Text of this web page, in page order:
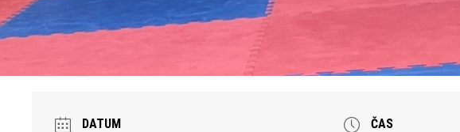
DATUM ČAS